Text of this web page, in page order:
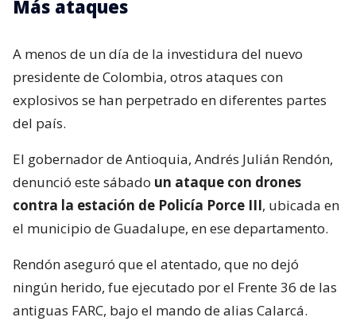
Más ataques
A menos de un día de la investidura del nuevo
presidente de Colombia, otros ataques con
explosivos se han perpetrado en diferentes partes
del país.
El gobernador de Antioquia, Andrés Julián Rendón,
denunció este sábado un ataque con drones
contra la estación de Policía Porce III, ubicada en
el municipio de Guadalupe, en ese departamento.
Rendón aseguró que el atentado, que no dejó
ningún herido, fue ejecutado por el Frente 36 de las
antiguas FARC, bajo el mando de alias Calarcá.